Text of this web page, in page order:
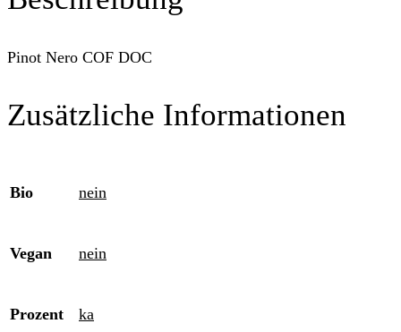
Pinot Nero COF DOC
Zusätzliche Informationen
Bio nein
Vegan nein
Prozent ka